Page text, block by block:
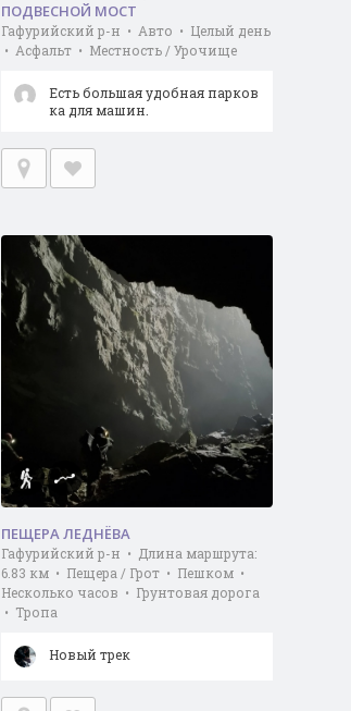
ПОДВЕСНОЙ МОСТ
Гафурийский р-н • Авто • Целый день
• Асфальт • Местность / Урочище
Есть большая удобная парков
ка для машин.
ПЕЩЕРА ЛЕДНЁВА
Гафурийский р-н • Длина маршрута:
6.83 км • Пещера / Грот • Пешком •
Несколько часов • Грунтовая дорога
• Тропа
Новый трек